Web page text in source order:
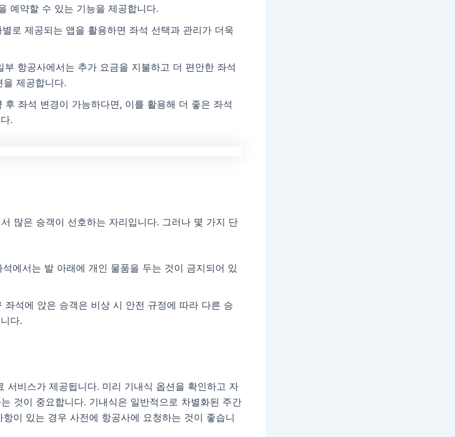
예약할 수 있는 기능을 제공합니다.
별로 제공되는 앱을 활용하면 좌석 선택과 관리가 더욱
부 항공사에서는 추가 요금을 지불하고 더 편안한 좌석
제공합니다.
후 좌석 변경이 가능하다면, 이를 활용해 더 좋은 좌석
.
많은 승객이 선호하는 자리입니다. 그러나 몇 가지 단
석에서는 발 아래에 개인 물품을 두는 것이 금지되어 있
좌석에 앉은 승객은 비상 시 안전 규정에 따라 다른 승
다.
서비스가 제공됩니다. 미리 기내식 옵션을 확인하고 자
것이 중요합니다. 기내식은 일반적으로 차별화된 주간
이 있는 경우 사전에 항공사에 요청하는 것이 좋습니